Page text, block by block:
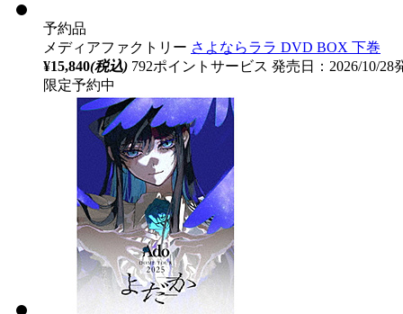
予約品
メディアファクトリー さよならララ DVD BOX 下巻
¥15,840(税込) 792ポイントサービス 発売日：2026/10/28
限定予約中